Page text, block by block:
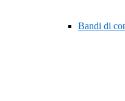
Bandi di